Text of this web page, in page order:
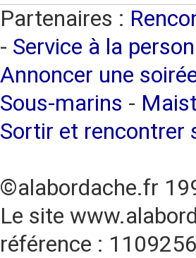
Partenaires :
- Service à la
Annoncer une
Sous-marins -
Sortir et rencontrer
©alabordache.fr
Le site
référence : 1109256